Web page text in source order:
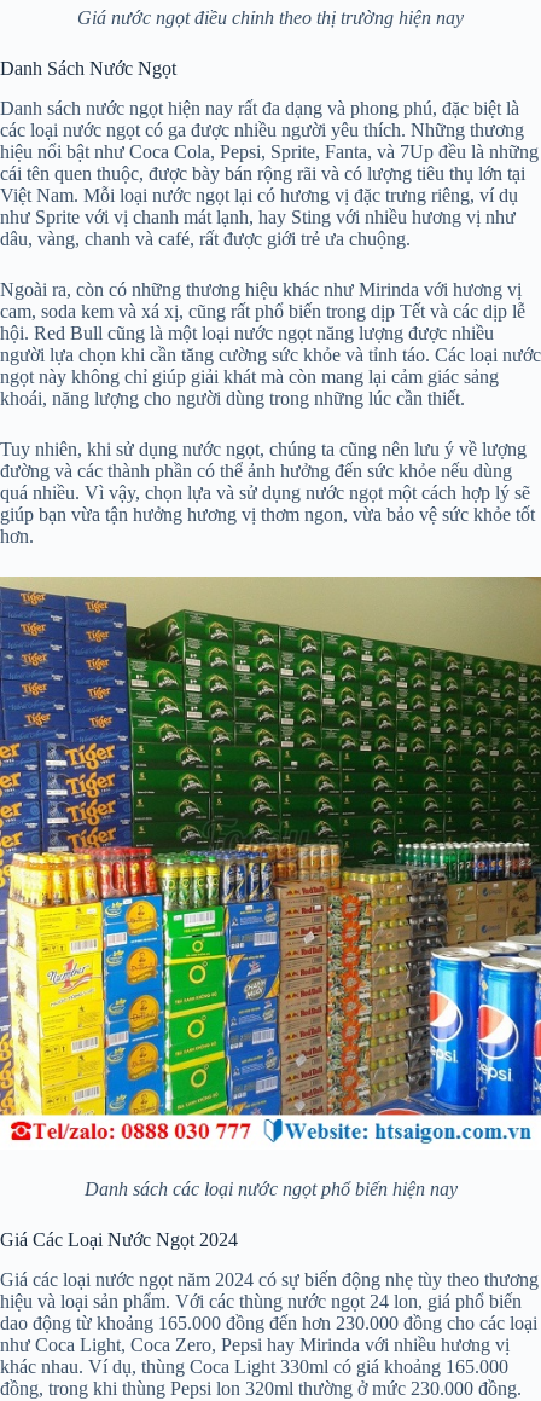
Giá nước ngọt điều chỉnh theo thị trường hiện nay
Danh Sách Nước Ngọt
Danh sách nước ngọt hiện nay rất đa dạng và phong phú, đặc biệt là
các loại nước ngọt có ga được nhiều người yêu thích. Những thương
hiệu nổi bật như Coca Cola, Pepsi, Sprite, Fanta, và 7Up đều là những
cái tên quen thuộc, được bày bán rộng rãi và có lượng tiêu thụ lớn tại
Việt Nam. Mỗi loại nước ngọt lại có hương vị đặc trưng riêng, ví dụ
như Sprite với vị chanh mát lạnh, hay Sting với nhiều hương vị như
dâu, vàng, chanh và café, rất được giới trẻ ưa chuộng.
Ngoài ra, còn có những thương hiệu khác như Mirinda với hương vị
cam, soda kem và xá xị, cũng rất phổ biến trong dịp Tết và các dịp lễ
hội. Red Bull cũng là một loại nước ngọt năng lượng được nhiều
người lựa chọn khi cần tăng cường sức khỏe và tỉnh táo. Các loại nước
ngọt này không chỉ giúp giải khát mà còn mang lại cảm giác sảng
khoái, năng lượng cho người dùng trong những lúc cần thiết.
Tuy nhiên, khi sử dụng nước ngọt, chúng ta cũng nên lưu ý về lượng
đường và các thành phần có thể ảnh hưởng đến sức khỏe nếu dùng
quá nhiều. Vì vậy, chọn lựa và sử dụng nước ngọt một cách hợp lý sẽ
giúp bạn vừa tận hưởng hương vị thơm ngon, vừa bảo vệ sức khỏe tốt
hơn.
Danh sách các loại nước ngọt phổ biến hiện nay
Giá Các Loại Nước Ngọt 2024
Giá các loại nước ngọt năm 2024 có sự biến động nhẹ tùy theo thương
hiệu và loại sản phẩm. Với các thùng nước ngọt 24 lon, giá phổ biến
dao động từ khoảng 165.000 đồng đến hơn 230.000 đồng cho các loại
như Coca Light, Coca Zero, Pepsi hay Mirinda với nhiều hương vị
khác nhau. Ví dụ, thùng Coca Light 330ml có giá khoảng 165.000
đồng, trong khi thùng Pepsi lon 320ml thường ở mức 230.000 đồng.